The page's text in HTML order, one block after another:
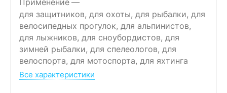
Применение
для защитников, для охоты, для рыбалки, для
велосипедных прогулок, для альпинистов,
для лыжников, для сноубордистов, для
зимней рыбалки, для спелеологов, для
велоспорта, для мотоспорта, для яхтинга
Все характеристики